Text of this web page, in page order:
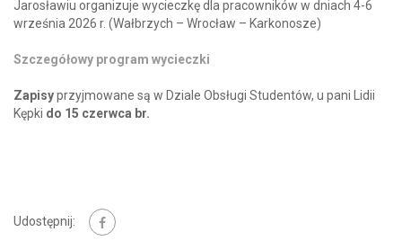
Jarosławiu organizuje wycieczkę dla pracowników w dniach 4-6
września 2026 r. (Wałbrzych – Wrocław – Karkonosze)
Szczegółowy program wycieczki
Zapisyprzyjmowane są w Dziale Obsługi Studentów, u pani Lidii
Kępki do 15 czerwca br.
Udostępnij: